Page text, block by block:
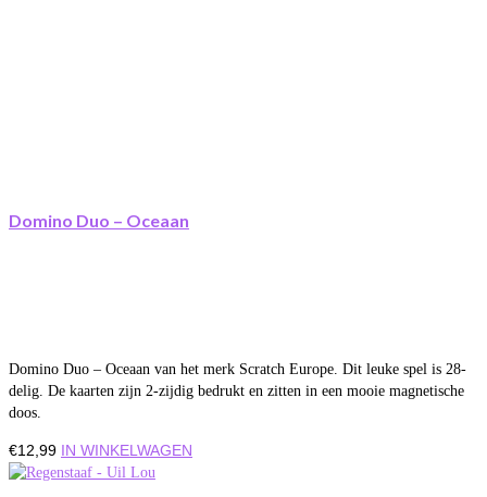
Domino Duo – Oceaan
Domino Duo – Oceaan van het merk Scratch Europe. Dit leuke spel is 28-
delig. De kaarten zijn 2-zijdig bedrukt en zitten in een mooie magnetische
doos.
€12,99 IN WINKELWAGEN